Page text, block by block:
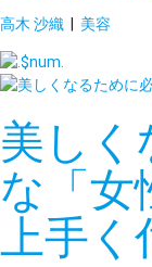
高木 沙織 | 美容
美しく
な「女
上手く